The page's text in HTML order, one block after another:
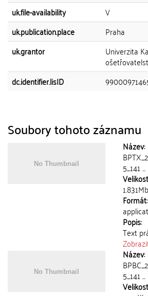
uk.file-availability
V
uk.publication.place
Praha
uk.grantor
Univerzita
dc.identifier.lisID
Soubory tohoto záznamu
Název:
5_141 ...
1.831Mb
Formát:
Popis:
Text
Název:
5_141 ...